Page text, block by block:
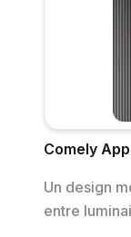
Comely
Un design
entre